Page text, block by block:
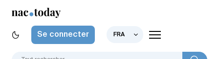
Se connecter FRA